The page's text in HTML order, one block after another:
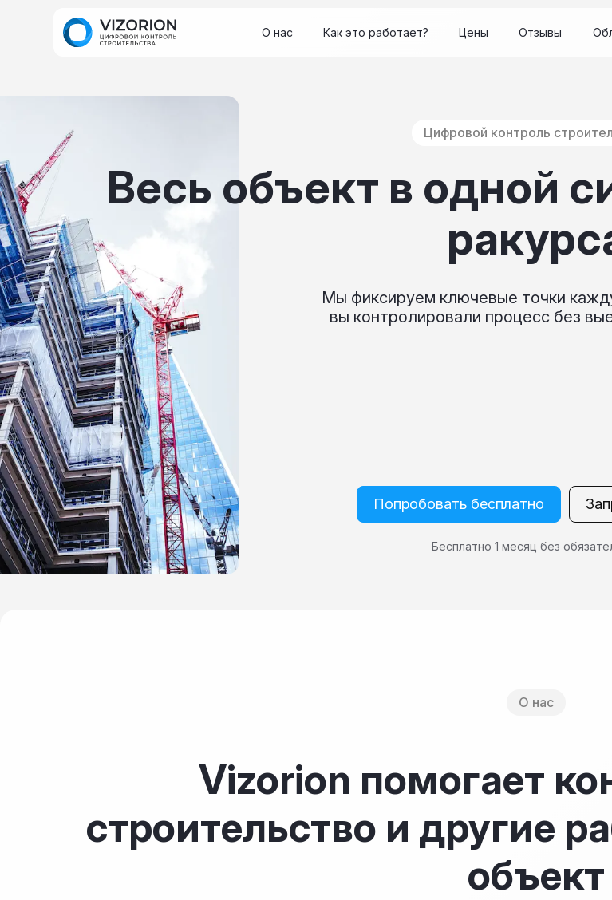
О нас Как это работает? Цены Отзывы
Цифровой контроль
Весь объект в одной
Мы фиксируем ключевые точки
вы контролировали процесс без
Попробовать бесплатно
Бесплатно 1 месяц без
О нас
Vizorion помогает
строительство и другие
объект